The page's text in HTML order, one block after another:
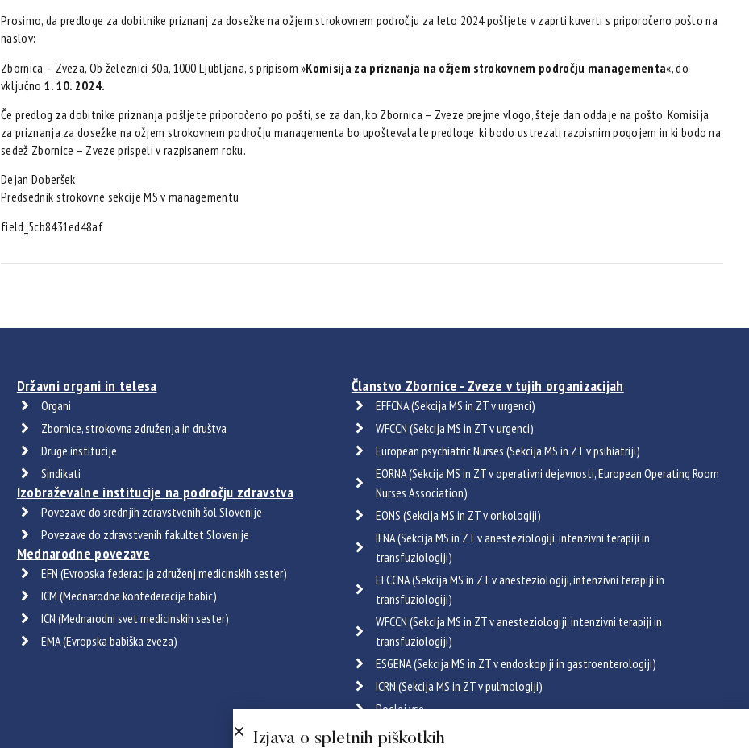
Prosimo, da predloge za dobitnike priznanj za dosežke na ožjem strokovnem področju za leto 2024 pošljete v zaprti kuverti s priporočeno pošto na
naslov:
Zbornica – Zveza, Ob železnici 30a, 1000 Ljubljana, s pripisom »Komisija za priznanja na ožjem strokovnem področju managementa«, do
vključno 1. 10. 2024.
Če predlog za dobitnike priznanja pošljete priporočeno po pošti, se za dan, ko Zbornica – Zveze prejme vlogo, šteje dan oddaje na pošto. Komisija
za priznanja za dosežke na ožjem strokovnem področju managementa bo upoštevala le predloge, ki bodo ustrezali razpisnim pogojem in ki bodo na
sedež Zbornice – Zveze prispeli v razpisanem roku.
Dejan Doberšek
Predsednik strokovne sekcije MS v managementu
field_5cb8431ed48af
Državni organi in telesa
Organi
Zbornice, strokovna združenja in društva
Druge institucije
Sindikati
Izobraževalne institucije na področju zdravstva
Povezave do srednjih zdravstvenih šol Slovenije
Povezave do zdravstvenih fakultet Slovenije
Mednarodne povezave
EFN (Evropska federacija združenj medicinskih sester)
ICM (Mednarodna konfederacija babic)
ICN (Mednarodni svet medicinskih sester)
EMA (Evropska babiška zveza)
Članstvo Zbornice - Zveze v tujih organizacijah
EFFCNA (Sekcija MS in ZT v urgenci)
WFCCN (Sekcija MS in ZT v urgenci)
European psychiatric Nurses (Sekcija MS in ZT v psihiatriji)
EORNA (Sekcija MS in ZT v operativni dejavnosti, European Operating Room
Nurses Association)
EONS (Sekcija MS in ZT v onkologiji)
IFNA (Sekcija MS in ZT v anesteziologiji, intenzivni terapiji in
transfuziologiji)
EFCCNA (Sekcija MS in ZT v anesteziologiji, intenzivni terapiji in
transfuziologiji)
WFCCN (Sekcija MS in ZT v anesteziologiji, intenzivni terapiji in
transfuziologiji)
ESGENA (Sekcija MS in ZT v endoskopiji in gastroenterologiji)
ICRN (Sekcija MS in ZT v pulmologiji)
Poglej vse
Certifikati
Izjava o spletnih piškotkih